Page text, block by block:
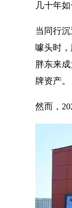
几十年
当同行
噱头时
胖东来
牌资产。
然而，